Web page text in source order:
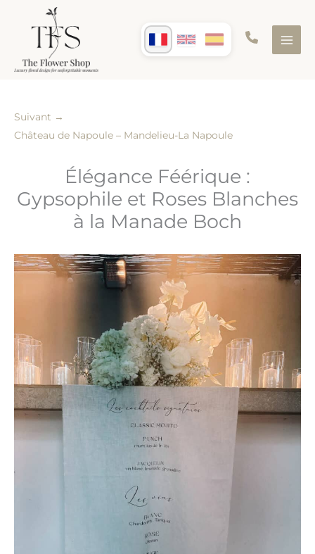
contenu
Suivant →
Château de Napoule – Mandelieu-La Napoule
Élégance Féérique :
Gypsophile et Roses Blanches
à la Manade Boch